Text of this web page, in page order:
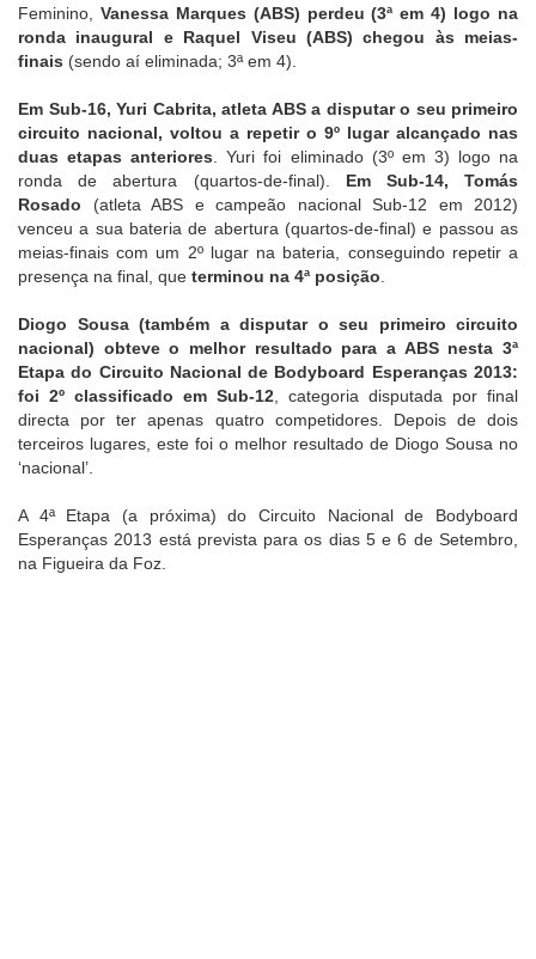
Feminino, Vanessa Marques (ABS) perdeu (3ª em 4) logo na
ronda inaugural e Raquel Viseu (ABS) chegou às meias-
finais (sendo aí eliminada; 3ª em 4).
Em Sub-16, Yuri Cabrita, atleta ABS a disputar o seu primeiro
circuito nacional, voltou a repetir o 9º lugar alcançado nas
duas etapas anteriores . Yuri foi eliminado (3º em 3) logo na
ronda de abertura (quartos-de-final). Em Sub-14, Tomás
Rosado (atleta ABS e campeão nacional Sub-12 em 2012)
venceu a sua bateria de abertura (quartos-de-final) e passou as
meias-finais com um 2º lugar na bateria, conseguindo repetir a
presença na final, que terminou na 4ª posição
Diogo Sousa (também a disputar o seu primeiro circuito
nacional) obteve o melhor resultado para a ABS nesta 3ª
Etapa do Circuito Nacional de Bodyboard Esperanças 2013:
foi 2º classificado em Sub-12 , categoria disputada por final
directa por ter apenas quatro competidores. Depois de dois
terceiros lugares, este foi o melhor resultado de Diogo Sousa no
‘nacional’.
A 4ª Etapa (a próxima) do Circuito Nacional de Bodyboard
Esperanças 2013 está prevista para os dias 5 e 6 de Setembro,
na Figueira da Foz.